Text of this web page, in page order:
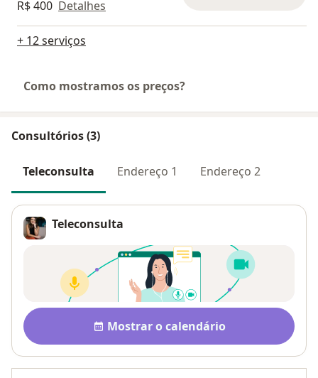
R$ 400 Detalhes
+ 12 serviços
Como mostramos os preços?
Consultórios (3)
Teleconsulta Endereço 1 Endereço 2
Teleconsulta
Disponibilidade
Mostrar o calendário